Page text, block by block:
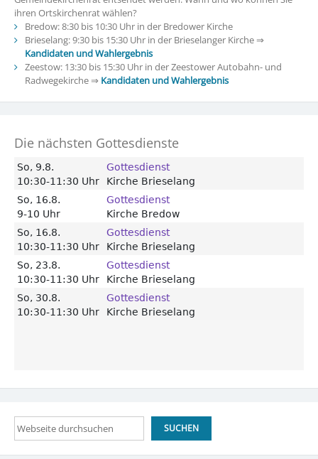
ihren Ortskirchenrat wählen?
Bredow: 8:30 bis 10:30 Uhr in der Bredower Kirche
Brieselang: 9:30 bis 15:30 Uhr in der Brieselanger Kirche ⇒
Kandidaten und Wahlergebnis
Zeestow: 13:30 bis 15:30 Uhr in der Zeestower Autobahn- und
Radwegekirche ⇒ Kandidaten und Wahlergebnis
Die nächsten Gottesdienste
Suchen SUCHEN